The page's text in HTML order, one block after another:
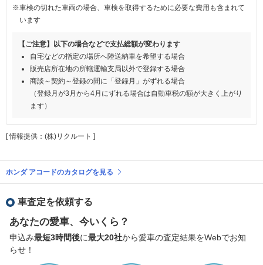
※車検の切れた車両の場合、車検を取得するために必要な費用も含まれて
います
【ご注意】以下の場合などで支払総額が変わります
自宅などの指定の場所へ陸送納車を希望する場合
販売店所在地の所轄運輸支局以外で登録する場合
商談～契約～登録の間に「登録月」がずれる場合
（登録月が3月から4月にずれる場合は自動車税の額が大きく上がり
ます）
[ 情報提供：(株)リクルート ]
ホンダ アコードのカタログを見る
車査定を依頼する
あなたの愛車、今いくら？
申込み最短3時間後に最大20社から愛車の査定結果をWebでお知
らせ！